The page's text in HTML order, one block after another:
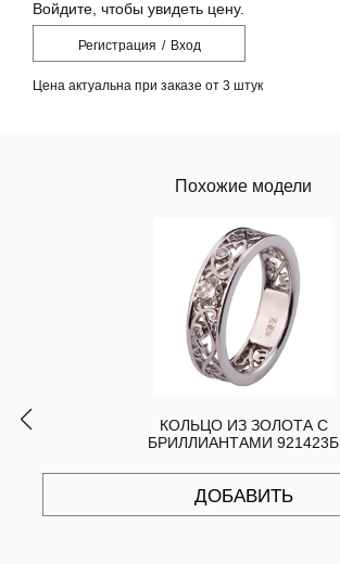
Войдите, чтобы увидеть цену.
Регистрация / Вход
Цена актуальна при заказе от 3 штук
Похожие модели
КОЛЬЦО ИЗ ЗОЛОТА С
БРИЛЛИАНТАМИ 921423Б
ДОБАВИТЬ